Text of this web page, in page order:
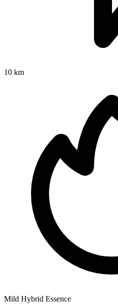
10 km
Mild Hybrid Essence